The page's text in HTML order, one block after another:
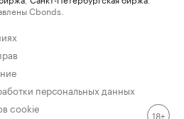
Cbonds.
персональных данных
cookie
18+